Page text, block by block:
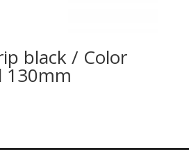
black / Color
130mm